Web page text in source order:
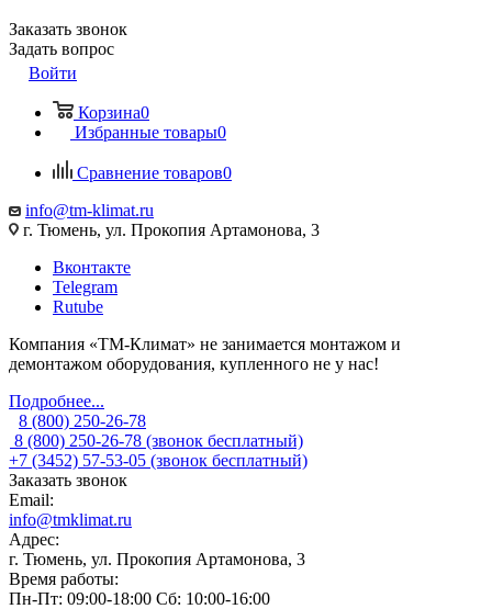
Заказать звонок
Задать вопрос
Войти
Корзина0
Избранные товары0
Сравнение товаров0
info@tm-klimat.ru
г. Тюмень, ул. Прокопия Артамонова, 3
Вконтакте
Telegram
Rutube
Компания «ТМ-Климат» не занимается монтажом и
демонтажом оборудования, купленного не у нас!
Подробнее...
8 (800) 250-26-78
8 (800) 250-26-78 (звонок бесплатный)
+7 (3452) 57-53-05 (звонок бесплатный)
Заказать звонок
Email:
info@tmklimat.ru
Адрес:
г. Тюмень, ул. Прокопия Артамонова, 3
Время работы:
Пн-Пт: 09:00-18:00 Сб: 10:00-16:00